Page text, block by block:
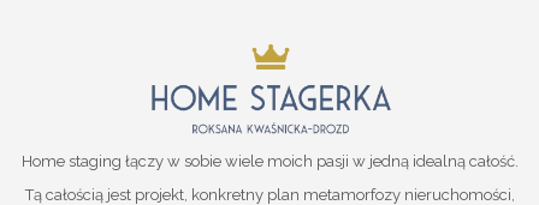
Home staging łączy w sobie wiele moich pasji w jedną idealną całość.
Tą całością jest projekt, konkretny plan metamorfozy nieruchomości,